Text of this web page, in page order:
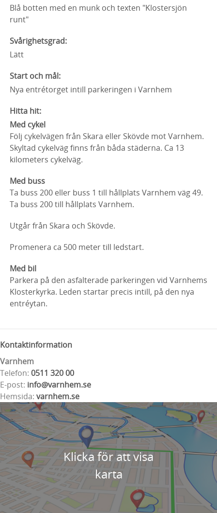
Blå botten med en munk och texten "Klostersjön
runt"
Svårighetsgrad:
Lätt
Start och mål:
Nya entrétorget intill parkeringen i Varnhem
Hitta hit:
Med cykel
Följ cykelvägen från Skara eller Skövde mot Varnhem.
Skyltad cykelväg finns från båda städerna. Ca 13
kilometers cykelväg.
Med buss
Ta buss 200 eller buss 1 till hållplats Varnhem väg 49.
Ta buss 200 till hållplats Varnhem.
Utgår från Skara och Skövde.
Promenera ca 500 meter till ledstart.
Med bil
Parkera på den asfalterade parkeringen vid Varnhems
Klosterkyrka. Leden startar precis intill, på den nya
entréytan.
Kontaktinformation
Varnhem
Telefon: 0511 320 00
E-post: info@varnhem.se
Hemsida: varnhem.se
Klicka för att visa
karta